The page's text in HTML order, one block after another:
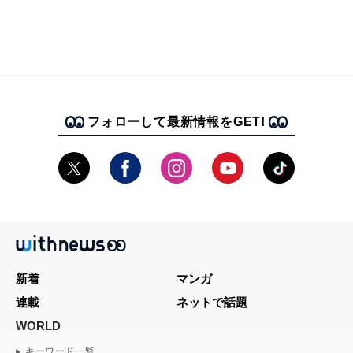
フォローして最新情報をGET!
新着
マンガ
連載
ネットで話題
WORLD